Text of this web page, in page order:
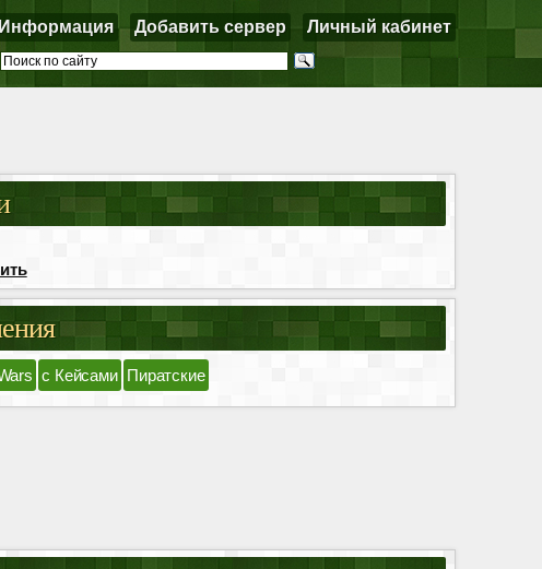
Информация Добавить сервер Личный кабинет
с Кейсами Пиратские